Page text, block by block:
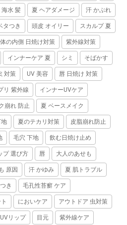
海水 髪 夏 ヘアダメージ 汗 かぶれ
タつき 頭皮 オイリー スカルプ 夏
体の内側 日焼け対策 紫外線対策
インナーケア 夏 シミ そばかす
対策 UV 美容 唇 日焼け 対策
リ 紫外線 インナーUVケア
崩れ 防止 夏 ベースメイク
地 夏のテカリ対策 皮脂崩れ防止
毛穴 下地 飲む日焼け止め
プ 選び方 唇 大人のあせも
原因 汗 かゆみ 夏 肌トラブル
き 毛孔性苔癬 ケア
においケア アウトドア 虫対策
UVリップ 目元 紫外線ケア